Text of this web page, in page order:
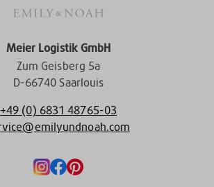
Meier Logistik GmbH
Zum Geisberg 5a
D-66740 Saarlouis
+49 (0) 6831 48765-03